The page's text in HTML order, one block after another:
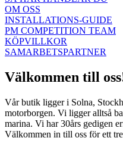
OM OSS
INSTALLATIONS-GUIDE
PM COMPETITION TEAM
KÖPVILLKOR
SAMARBETSPARTNER
Välkommen till
Vår butik ligger i Solna,
motorborgen. Vi ligger alltså
marina. Vi har 30års gedigen
Välkommen in till oss för ett